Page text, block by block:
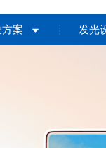
案 发光